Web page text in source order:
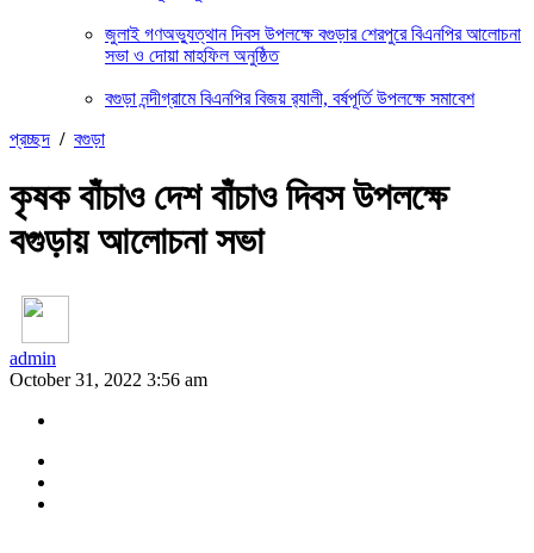
জুলাই গণঅভ্যুত্থান দিবস উপলক্ষে বগুড়ার শেরপুরে বিএনপির আলোচনা
সভা ও দোয়া মাহফিল অনুষ্ঠিত
বগুড়া নন্দীগ্রামে বিএনপির বিজয় র‍্যালী, বর্ষপূর্তি উপলক্ষে সমাবেশ
প্রচ্ছদ / বগুড়া
কৃষক বাঁচাও দেশ বাঁচাও দিবস উপলক্ষে
বগুড়ায় আলোচনা সভা
admin
October 31, 2022 3:56 am